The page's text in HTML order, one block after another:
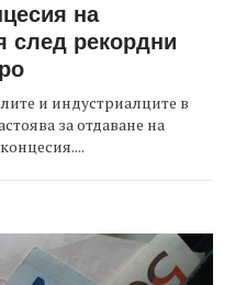
на
рекордни
и индустриалците в
за отдаване на